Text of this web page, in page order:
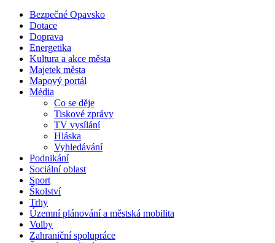
Bezpečné Opavsko
Dotace
Doprava
Energetika
Kultura a akce města
Majetek města
Mapový portál
Média
Co se děje
Tiskové zprávy
TV vysílání
Hláska
Vyhledávání
Podnikání
Sociální oblast
Sport
Školství
Trhy
Územní plánování a městská mobilita
Volby
Zahraniční spolupráce